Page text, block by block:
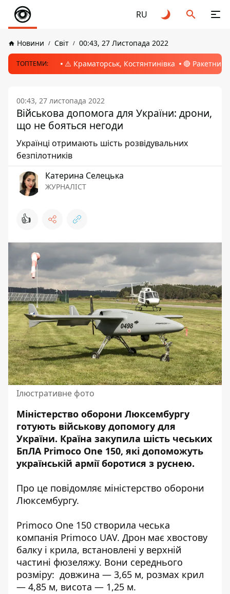
RU
Новини Світ 00:43, 27 Листопада 2022
ТОПТЕМИ: ⚠️ Краматорськ, Костянтинівка 🔴 Ракетний
00:43, 27 листопада 2022
Військова допомога для України: дрони,
що не бояться негоди
Українці отримають шість розвідувальних
безпілотників
Катерина Селецька
ЖУРНАЛІСТ
👍
Ілюстративне фото
Міністерство оборони Люксембургу
готують військову допомогу для
України. Країна закупила шість чеських
БпЛА Primoco One 150, які допоможуть
українській армії боротися з руснею.
Про це повідомляє міністерство оборони
Люксембургу.
Primoco One 150 створила чеська
компанія Primoco UAV. Дрон має хвостову
балку і крила, встановлені у верхній
частині фюзеляжу. Вони середнього
розміру: довжина — 3,65 м, розмах крил
— 4,85 м, висота — 1,25 м.